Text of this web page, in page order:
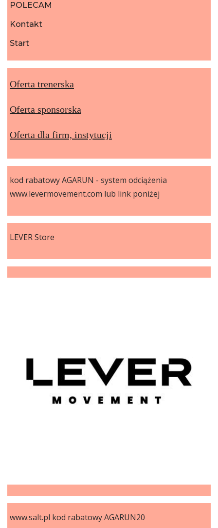
POLECAM
Kontakt
Start
Oferta trenerska
Oferta sponsorska
Oferta dla firm, instytucji
kod rabatowy AGARUN - system odciążenia
www.levermovement.com lub link poniżej
LEVER Store
www.salt.pl kod rabatowy AGARUN20